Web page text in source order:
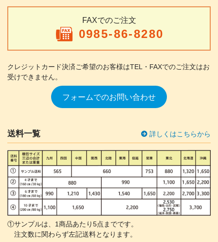
FAXでのご注文
0985-86-8280
クレジットカード決済ご希望のお客様はTEL・FAXでのご注文はお
受けできません。
フォームでのお問い合わせ
送料一覧 詳しくはこちらから
①サンプルは、1商品あたり5点までです。
注文数に関わらず左記送料となります。